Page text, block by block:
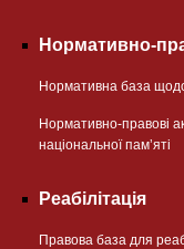
Нормативно-
Нормативна база
Нормативно-правові
національної памʼяті
Реабілітація
Правова база для